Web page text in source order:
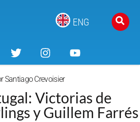
ENG
Santiago Crevoisier
Victorias de
y Guillem Farrés